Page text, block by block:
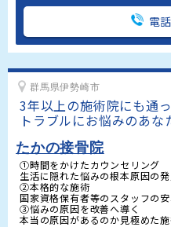
電
群馬県伊勢崎市
3年以上の施術院にも通
トラブルにお悩みのあな
たかの接骨院
①時間をかけたカウンセリング
生活に隠れた悩みの根本原因の
②本格的な施術
国家資格保有者等のスタッフの
③悩みの原因を改善へ導く
本当の原因があるのか見極めた